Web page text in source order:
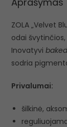
ZOLA „Velvet
odai
Inovatyvi baked
sodria
Privalumai:
šilkinė,